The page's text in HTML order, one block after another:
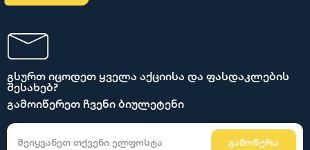
გსურთ იცოდეთ ყველა აქციისა და ფასდაკლების
შესახებ?
გამოიწერეთ ჩვენი ბიულეტენი
გამოწერა